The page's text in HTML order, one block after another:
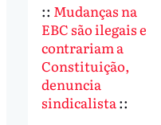
:: Mudanças na
EBC são ilegais e
contrariam a
Constituição,
denuncia
sindicalista::